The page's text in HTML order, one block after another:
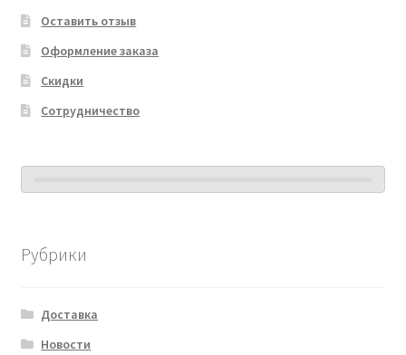
Оставить отзыв
Оформление заказа
Скидки
Сотрудничество
Рубрики
Доставка
Новости